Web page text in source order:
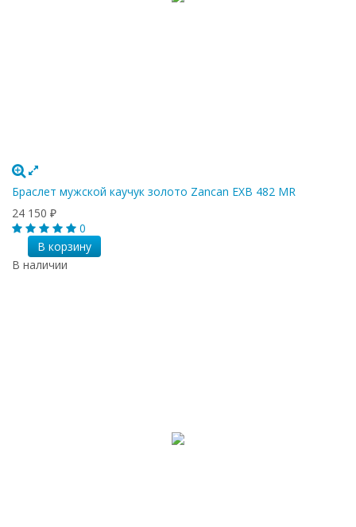
Браслет мужской каучук золото Zancan EXB 482 MR
24 150 ₽
0
В корзину
В наличии